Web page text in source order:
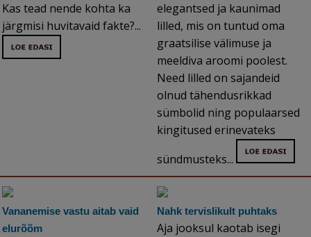
Kas tead nende kohta ka
järgmisi huvitavaid fakte?...
elegantsed ja kaunimad
lilled, mis on tuntud oma
graatsilise välimuse ja
meeldiva aroomi poolest.
Need lilled on sajandeid
olnud tähendusrikkad
sümbolid ning populaarsed
kingitused erinevateks
sündmusteks...
Vananemise vastu aitab vaid
elurõõm
Nahk tervislikult puhtaks
Aja jooksul kaotab isegi